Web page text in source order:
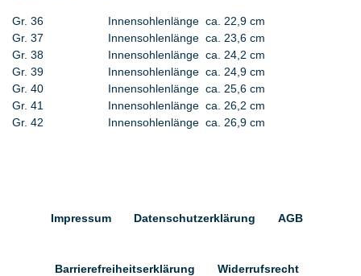
Gr. 36 Innensohlenlänge ca. 22,9 cm
Gr. 37 Innensohlenlänge ca. 23,6 cm
Gr. 38 Innensohlenlänge ca. 24,2 cm
Gr. 39 Innensohlenlänge ca. 24,9 cm
Gr. 40 Innensohlenlänge ca. 25,6 cm
Gr. 41 Innensohlenlänge ca. 26,2 cm
Gr. 42 Innensohlenlänge ca. 26,9 cm
Impressum Daten­schutz­erklärung AGB
Barrierefreiheitserklärung Widerrufs­recht